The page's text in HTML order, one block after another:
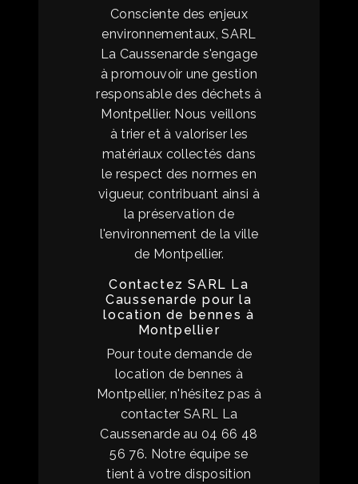
Consciente des enjeux
environnementaux, SARL
La Caussenarde s'engage
à promouvoir une gestion
responsable des déchets à
Montpellier. Nous veillons
à trier et à valoriser les
matériaux collectés dans
le respect des normes en
vigueur, contribuant ainsi à
la préservation de
l'environnement de la ville
de Montpellier.
Contactez SARL La
Caussenarde pour la
location de bennes à
Montpellier
Pour toute demande de
location de bennes à
Montpellier, n'hésitez pas à
contacter SARL La
Caussenarde au 04 66 48
56 76. Notre équipe se
tient à votre disposition